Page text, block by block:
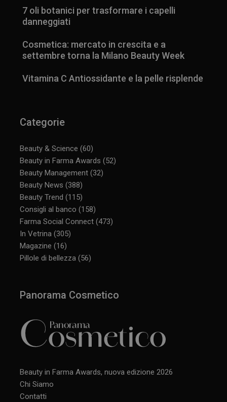
7 oli botanici per trasformare i capelli
danneggiati
Cosmetica: mercato in crescita e a
settembre torna la Milano Beauty Week
Vitamina C Antiossidante e la pelle risplende
Categorie
Beauty & Science (60)
Beauty in Farma Awards (52)
Beauty Management (32)
Beauty News (388)
Beauty Trend (115)
Consigli al banco (158)
Farma Social Connect (473)
In Vetrina (305)
Magazine (16)
Pillole di bellezza (56)
Panorama Cosmetico
Beauty in Farma Awards, nuova edizione 2026
Chi Siamo
Contatti